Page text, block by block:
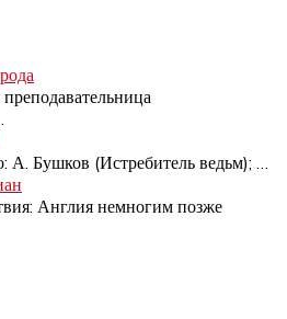
А. Бушков (Истребитель ведьм);
Англия немногим позже